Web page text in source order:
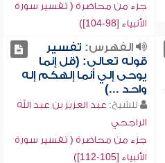
جزء من محاضرة ( تفسير سورة
الأنبياء [98-104])
الفهرس: تفسير
قوله تعالى: (قل إنما
يوحى إلي أنما إلهكم إله
واحد ...)
للشيخ: عبد العزيز بن عبد الله
الراجحي
جزء من محاضرة ( تفسير سورة
الأنبياء [105-112])